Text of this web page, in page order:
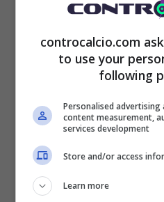
candidate ma forse
Altro che in
essere altrove. Molto
quanto la Juve e
ingaggiarlo.
controcalcio.com
to use your
following
Personalised
content measurement,
services development
Store and/or access
Learn more